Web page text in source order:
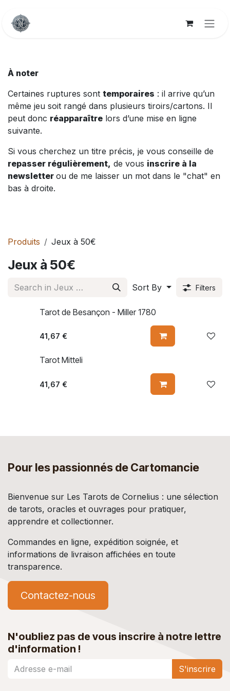
À noter
Certaines ruptures sont temporaires : il arrive qu’un
même jeu soit rangé dans plusieurs tiroirs/cartons. Il
peut donc réapparaître lors d’une mise en ligne
suivante.
Si vous cherchez un titre précis, je vous conseille de
repasser régulièrement, de vous inscrire à la
newsletter ou de me laisser un mot dans le "chat" en
bas à droite.
Produits Jeux à 50€
Jeux à 50€
Sort By Filters
Tarot de Besançon - Miller 1780
41,67 €
Tarot Mitteli
41,67 €
Pour les passionnés de Cartomancie
Bienvenue sur Les Tarots de Cornelius : une sélection
de tarots, oracles et ouvrages pour pratiquer,
apprendre et collectionner.
Commandes en ligne, expédition soignée, et
informations de livraison affichées en toute
transparence.
Contactez-nous
N'oubliez pas de vous inscrire à notre lettre
d'information !
S'inscrire